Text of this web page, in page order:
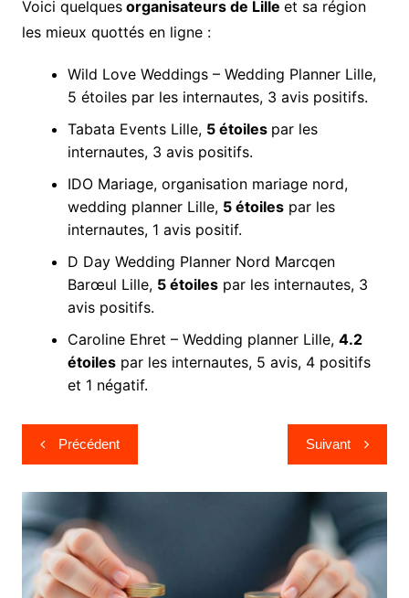
Voici quelquesorganisateurs de Lille et sa région
les mieux quottés en ligne :
Wild Love Weddings – Wedding Planner Lille,
5 étoiles par les internautes, 3 avis positifs.
Tabata Events Lille, 5 étoiles par les
internautes, 3 avis positifs.
IDO Mariage, organisation mariage nord,
wedding planner Lille, 5 étoilespar les
internautes, 1 avis positif.
D Day Wedding Planner Nord Marcqen
Barœul Lille, 5 étoilespar les internautes, 3
avis positifs.
Caroline Ehret – Wedding planner Lille, 4.2
étoilespar les internautes, 5 avis, 4 positifs
et 1 négatif.
Navigation
de
l’article
Précédent Suivant